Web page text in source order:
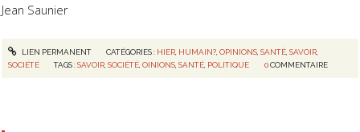
Jean Saunier
LIEN PERMANENT CATÉGORIES : HIER, HUMAIN?, OPINIONS, SANTÉ, SAVOIR,
SOCIÉTÉ
TAGS :SAVOIR ,SOCIÉTÉ ,OINIONS ,SANTÉ POLITIQUE 0 COMMENTAIRE